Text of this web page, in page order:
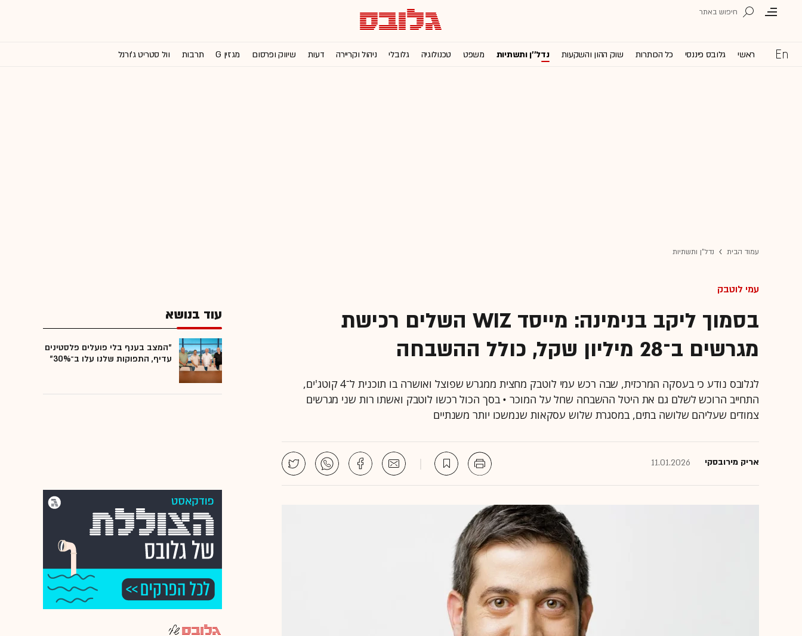
ראשי גלובס פיננסי כל הכותרות שוק ההון והשקעות נדל''ן ותשתיות משפט טכנולוגיה גלובלי ניהול וקריירה דעות שיווק ופרסום מגזין G תרבות וול סטריט ג'ורנל
עמוד הבית נדל"ן ותשתיות
עמי לוטבק
בסמוך ליקב בנימינה: מייסד WIZ השלים רכישת
מגרשים ב־28 מיליון שקל, כולל ההשבחה
לגלובס נודע כי בעסקה המרכזית, שבה רכש עמי לוטבק מחצית ממגרש שפוצל ואושרה בו תוכנית ל־4 קוטג'ים,
התחייב הרוכש לשלם גם את היטל ההשבחה שחל על המוכר • בסך הכול רכשו לוטבק ואשתו רות שני מגרשים
צמודים שעליהם שלושה בתים, במסגרת שלוש עסקאות שנמשכו יותר משנתיים
אריק מירובסקי 11.01.2026
עוד בנושא
"המצב בענף בלי פועלים פלסטינים
עדיף, התפוקות שלנו עלו ב־30%"